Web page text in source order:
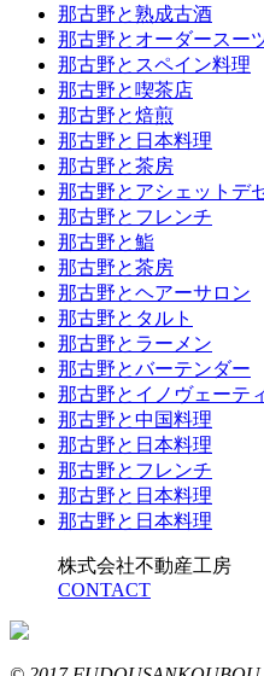
那古野と熟成古酒
那古野とオーダースー
那古野とスペイン料理
那古野と喫茶店
那古野と焙煎
那古野と日本料理
那古野と茶房
那古野とアシェットデ
那古野とフレンチ
那古野と鮨
那古野と茶房
那古野とヘアーサロン
那古野とタルト
那古野とラーメン
那古野とバーテンダー
那古野とイノヴェーテ
那古野と中国料理
那古野と日本料理
那古野とフレンチ
那古野と日本料理
那古野と日本料理
株式会社不動産工房
CONTACT